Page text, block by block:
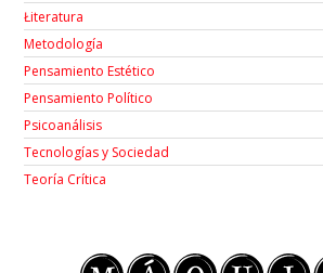
Łiteratura
Metodología
Pensamiento Estético
Pensamiento Político
Psicoanálisis
Tecnologías y Sociedad
Teoría Crítica